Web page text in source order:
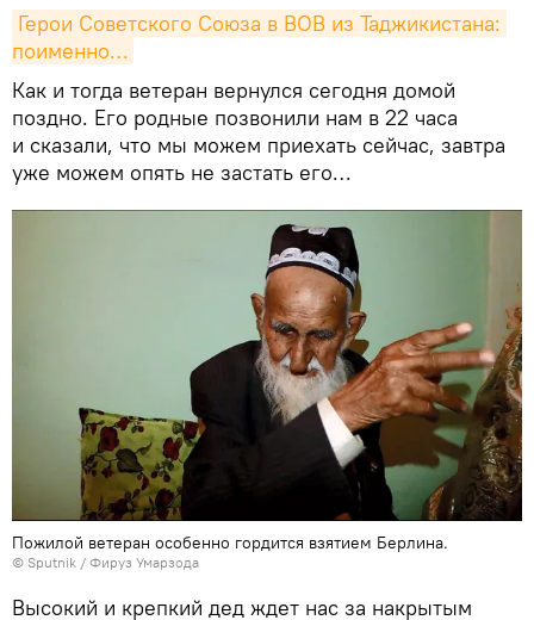
Герои Советского Союза в ВОВ из Таджикистана:
поименно…
Как и тогда ветеран вернулся сегодня домой
поздно. Его родные позвонили нам в 22 часа
и сказали, что мы можем приехать сейчас, завтра
уже можем опять не застать его…
Пожилой ветеран особенно гордится взятием Берлина.
© Sputnik / Фируз Умарзода
Высокий и крепкий дед ждет нас за накрытым